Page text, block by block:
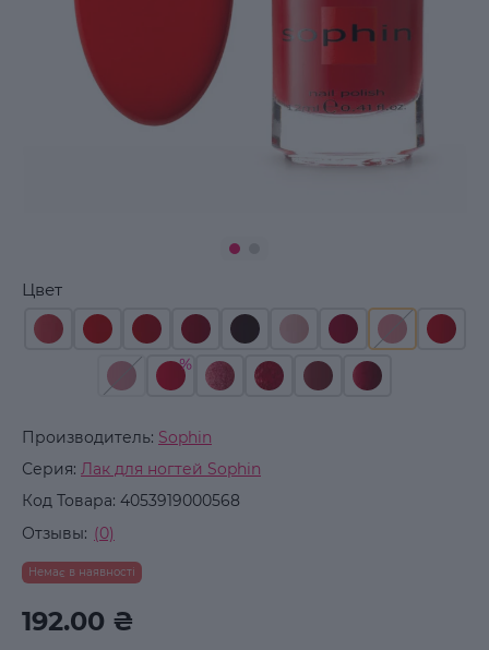
Производитель: Sophin
Серия: Лак для ногтей Sophin
Код Товара: 4053919000568
Отзывы: (0)
Немає в наявності
Цвет
192.00 ₴